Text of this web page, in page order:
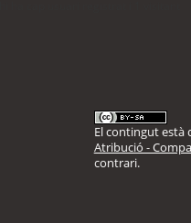
El contingut està
Atribució -
contrari.